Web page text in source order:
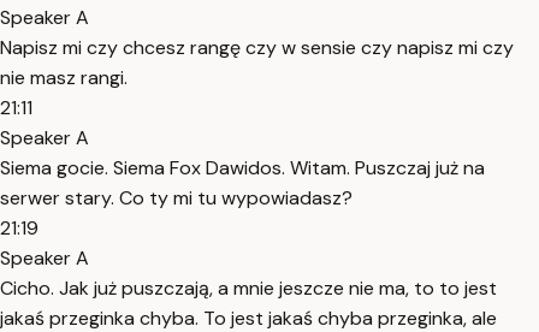
Speaker A
Napisz mi czy chcesz rangę czy w sensie czy napisz mi czy
nie masz rangi.
21:11
Speaker A
Siema gocie. Siema Fox Dawidos. Witam. Puszczaj już na
serwer stary. Co ty mi tu wypowiadasz?
21:19
Speaker A
Cicho. Jak już puszczają, a mnie jeszcze nie ma, to to jest
jakaś przeginka chyba. To jest jakaś chyba przeginka, ale